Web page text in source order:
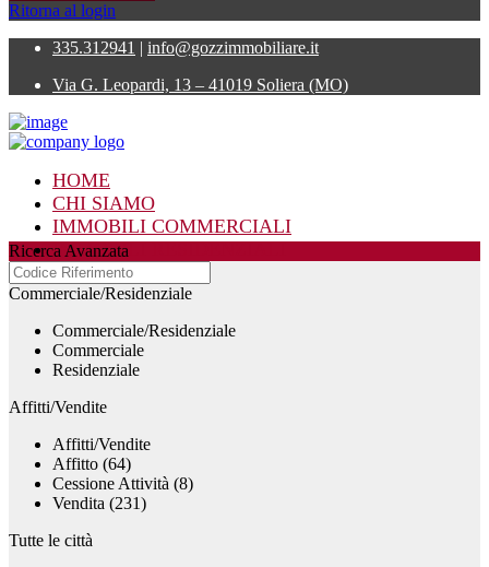
Ritorna al login
335.312941 | info@gozzimmobiliare.it
Via G. Leopardi, 13 – 41019 Soliera (MO)
HOME
CHI SIAMO
IMMOBILI COMMERCIALI
IMMOBILI RESIDENZIALI
CONTATTI
Ricerca Avanzata
Commerciale/Residenziale
Commerciale/Residenziale
Commerciale
Residenziale
Affitti/Vendite
Affitti/Vendite
Affitto (64)
Cessione Attività (8)
Vendita (231)
Tutte le città